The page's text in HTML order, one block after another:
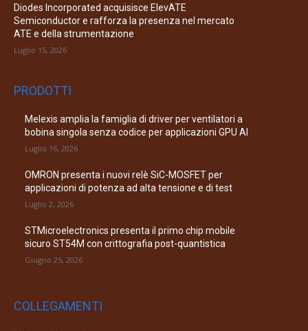
Diodes Incorporated acquisisce ElevATE
Semiconductor e rafforza la presenza nel mercato
ATE e della strumentazione
Luglio 15, 2026
PRODOTTI
Melexis amplia la famiglia di driver per ventilatori a
bobina singola senza codice per applicazioni GPU AI
Luglio 16, 2026
OMRON presenta i nuovi relè SiC-MOSFET per
applicazioni di potenza ad alta tensione e di test
Luglio 2, 2026
STMicroelectronics presenta il primo chip mobile
sicuro ST54M con crittografia post-quantistica
Giugno 25, 2026
COLLEGAMENTI